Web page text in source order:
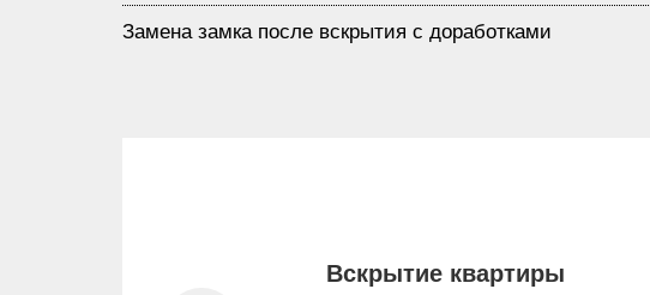
Замена замка после вскрытия с доработками
Вскрытие квартиры